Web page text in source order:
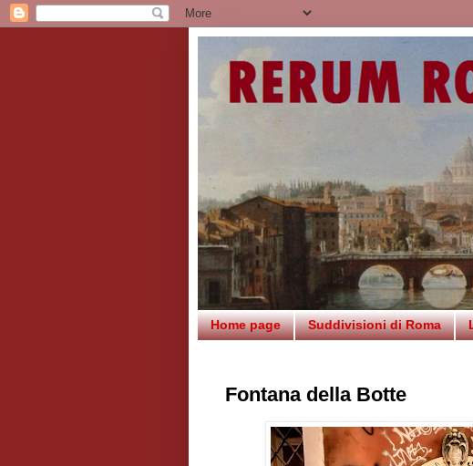
Home page Suddivisioni di Roma
Fontana della Botte